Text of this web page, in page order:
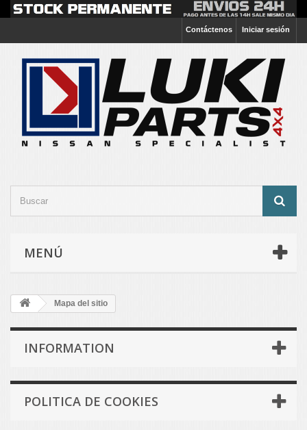
Iniciar sesión
Contáctenos
MENÚ
Mapa del sitio
INFORMATION
POLITICA DE COOKIES